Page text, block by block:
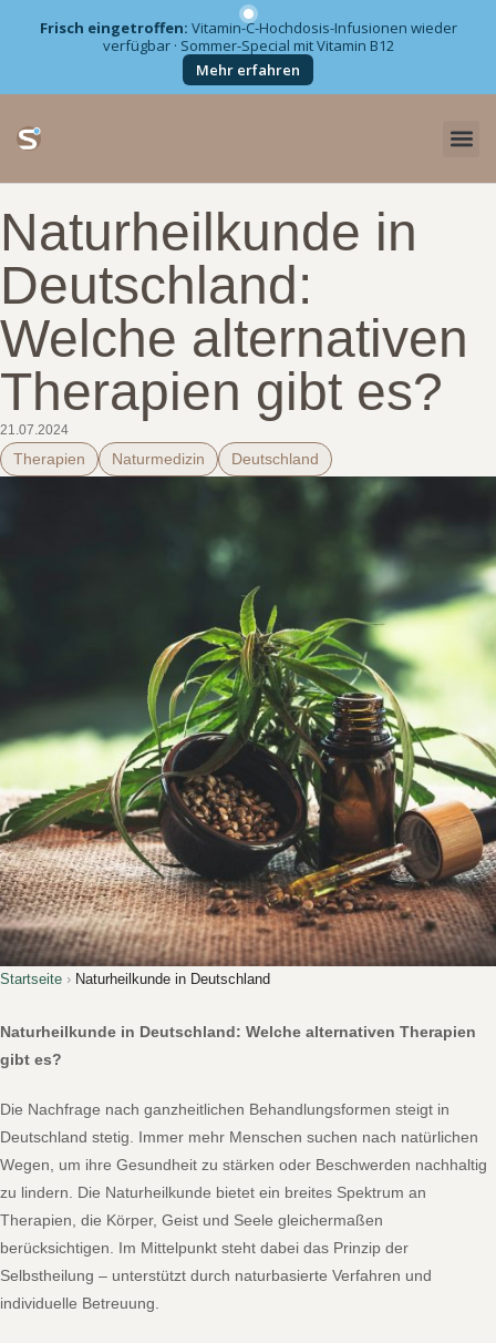
Frisch eingetroffen: Vitamin-C-Hochdosis-Infusionen wieder
verfügbar · Sommer-Special mit Vitamin B12
Mehr erfahren
Inhalt
springen
Naturheilkunde in
Deutschland:
Welche alternativen
Therapien gibt es?
21.07.2024
Therapien Naturmedizin Deutschland
Startseite › Naturheilkunde in Deutschland
Naturheilkunde in Deutschland: Welche alternativen Therapien
gibt es?
Die Nachfrage nach ganzheitlichen Behandlungsformen steigt in
Deutschland stetig. Immer mehr Menschen suchen nach natürlichen
Wegen, um ihre Gesundheit zu stärken oder Beschwerden nachhaltig
zu lindern. Die Naturheilkunde bietet ein breites Spektrum an
Therapien, die Körper, Geist und Seele gleichermaßen
berücksichtigen. Im Mittelpunkt steht dabei das Prinzip der
Selbstheilung – unterstützt durch naturbasierte Verfahren und
individuelle Betreuung.